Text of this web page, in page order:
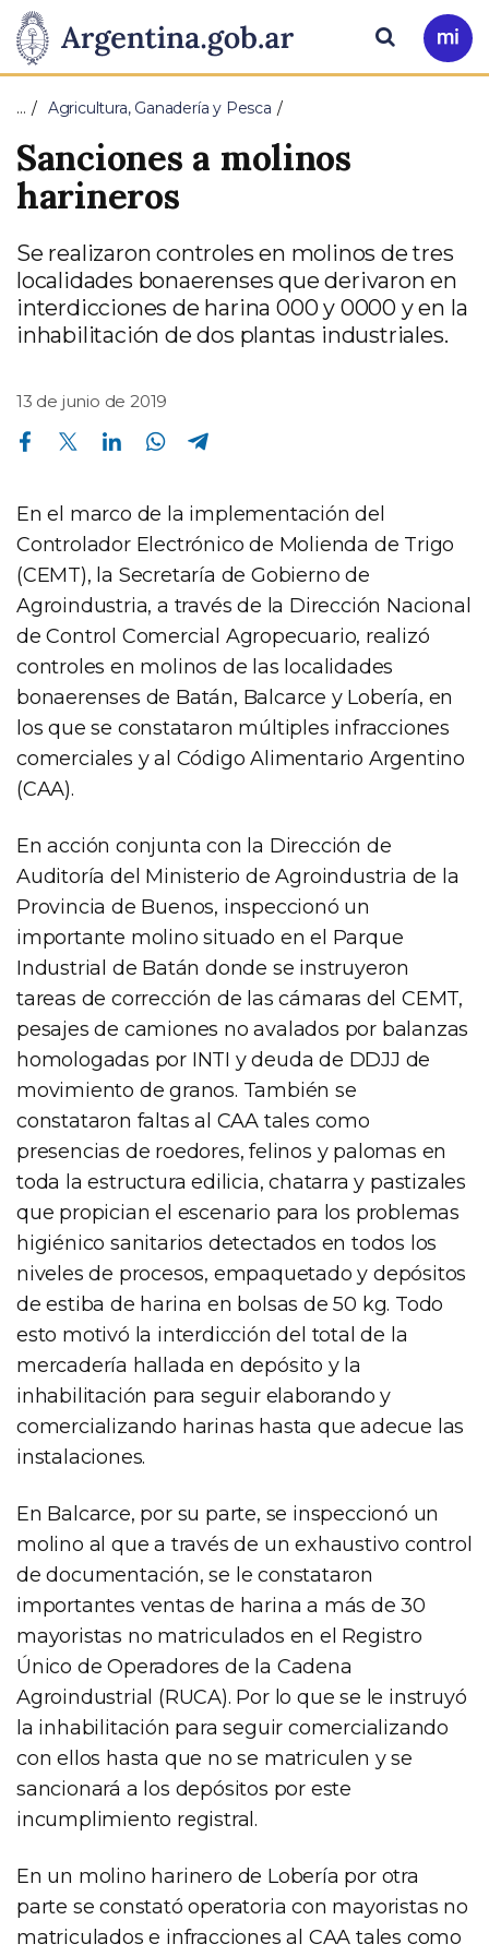
Presidencia
de
la
Nación
Pasar al contenido principal
Ir
a
Buscar
… Agricultura, Ganadería y Pesca
Sanciones a molinos
harineros
Se realizaron controles en molinos de tres
localidades bonaerenses que derivaron en
interdicciones de harina 000 y 0000 y en la
inhabilitación de dos plantas industriales.
13 de junio de 2019
Compartir en Facebook Compartir en Twitter Compartir en Linkedin Compartir en Whatsapp
En el marco de la implementación del
Controlador Electrónico de Molienda de Trigo
(CEMT), la Secretaría de Gobierno de
Agroindustria, a través de la Dirección Nacional
de Control Comercial Agropecuario, realizó
controles en molinos de las localidades
bonaerenses de Batán, Balcarce y Lobería, en
los que se constataron múltiples infracciones
comerciales y al Código Alimentario Argentino
(CAA).
En acción conjunta con la Dirección de
Auditoría del Ministerio de Agroindustria de la
Provincia de Buenos, inspeccionó un
importante molino situado en el Parque
Industrial de Batán donde se instruyeron
tareas de corrección de las cámaras del CEMT,
pesajes de camiones no avalados por balanzas
homologadas por INTI y deuda de DDJJ de
movimiento de granos. También se
constataron faltas al CAA tales como
presencias de roedores, felinos y palomas en
toda la estructura edilicia, chatarra y pastizales
que propician el escenario para los problemas
higiénico sanitarios detectados en todos los
niveles de procesos, empaquetado y depósitos
de estiba de harina en bolsas de 50 kg. Todo
esto motivó la interdicción del total de la
mercadería hallada en depósito y la
inhabilitación para seguir elaborando y
comercializando harinas hasta que adecue las
instalaciones.
En Balcarce, por su parte, se inspeccionó un
molino al que a través de un exhaustivo control
de documentación, se le constataron
importantes ventas de harina a más de 30
mayoristas no matriculados en el Registro
Único de Operadores de la Cadena
Agroindustrial (RUCA). Por lo que se le instruyó
la inhabilitación para seguir comercializando
con ellos hasta que no se matriculen y se
sancionará a los depósitos por este
incumplimiento registral.
En un molino harinero de Lobería por otra
parte se constató operatoria con mayoristas no
matriculados e infracciones al CAA tales como